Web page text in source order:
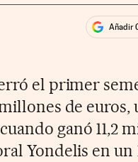
Añadir
el primer
de euros,
ganó 11,2
Yondelis en un